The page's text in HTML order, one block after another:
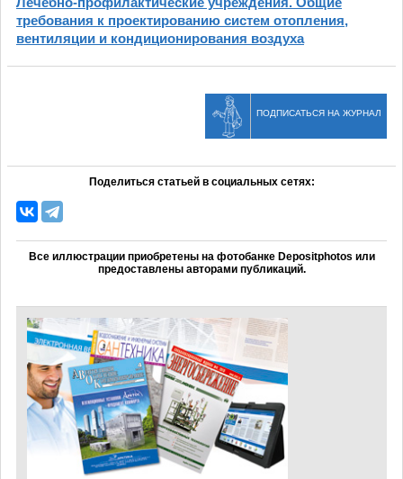
требования к проектированию систем отопления,
вентиляции и кондиционирования воздуха
ПОДПИСАТЬСЯ НА ЖУРНАЛ
Поделиться статьей в социальных сетях:
Все иллюстрации приобретены на фотобанке Depositphotos или
предоставлены авторами публикаций.